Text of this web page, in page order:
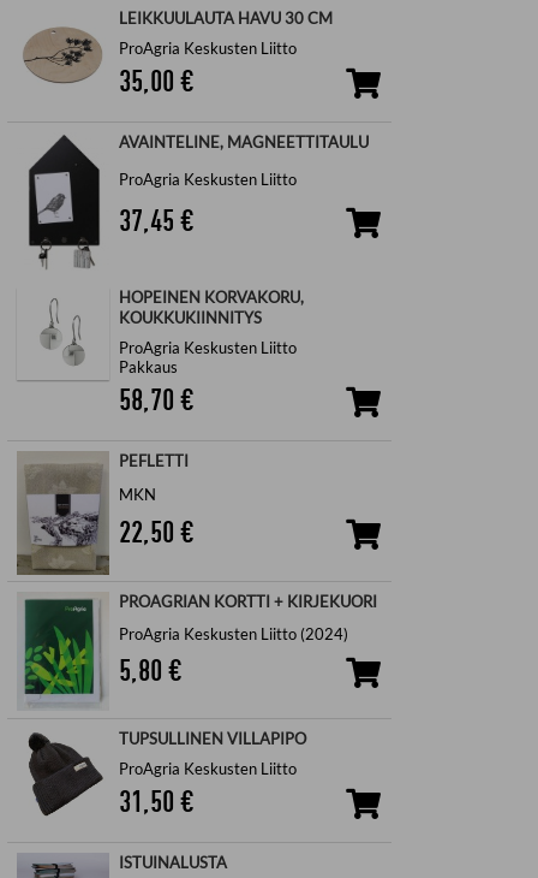
LEIKKUULAUTA HAVU 30 CM
ProAgria Keskusten Liitto
35,00 €
AVAINTELINE, MAGNEETTITAULU
ProAgria Keskusten Liitto
37,45 €
HOPEINEN KORVAKORU,
KOUKKUKIINNITYS
ProAgria Keskusten Liitto
Pakkaus
58,70 €
PEFLETTI
MKN
22,50 €
PROAGRIAN KORTTI + KIRJEKUORI
ProAgria Keskusten Liitto (2024)
5,80 €
TUPSULLINEN VILLAPIPO
ProAgria Keskusten Liitto
31,50 €
ISTUINALUSTA